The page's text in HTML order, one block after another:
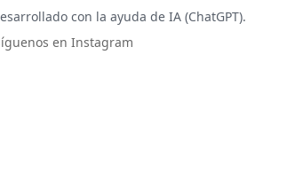
con la ayuda de IA (ChatGPT).
en Instagram